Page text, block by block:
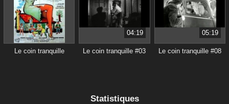
Le coin tranquille
04:19
Le coin tranquille #03
05:19
Le coin tranquille #08
Statistiques